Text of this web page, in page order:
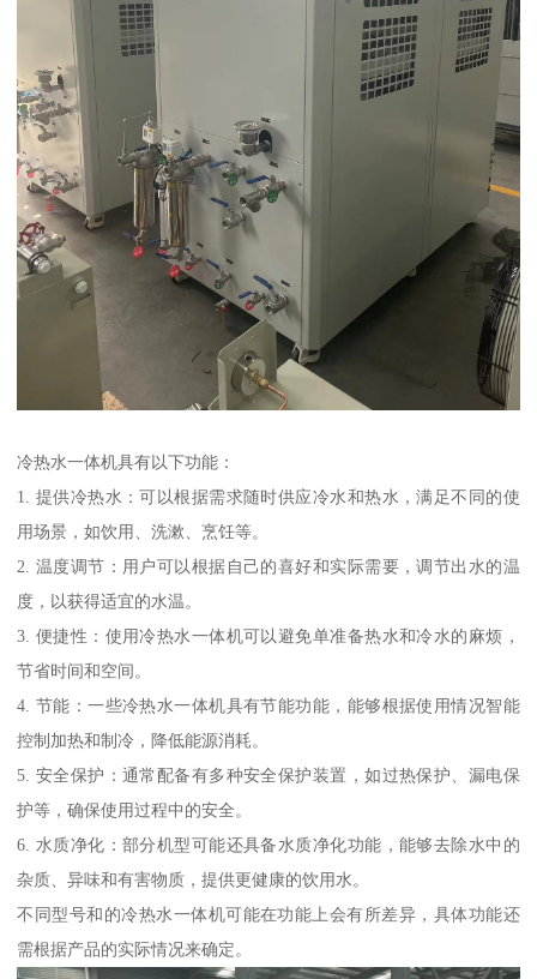
冷热水一体机具有以下功能：
1. 提供冷热水：可以根据需求随时供应冷水和热水，满足不同的使
用场景，如饮用、洗漱、烹饪等。
2. 温度调节：用户可以根据自己的喜好和实际需要，调节出水的温
度，以获得适宜的水温。
3. 便捷性：使用冷热水一体机可以避免单准备热水和冷水的麻烦，
节省时间和空间。
4. 节能：一些冷热水一体机具有节能功能，能够根据使用情况智能
控制加热和制冷，降低能源消耗。
5. 安全保护：通常配备有多种安全保护装置，如过热保护、漏电保
护等，确保使用过程中的安全。
6. 水质净化：部分机型可能还具备水质净化功能，能够去除水中的
杂质、异味和有害物质，提供更健康的饮用水。
不同型号和的冷热水一体机可能在功能上会有所差异，具体功能还
需根据产品的实际情况来确定。